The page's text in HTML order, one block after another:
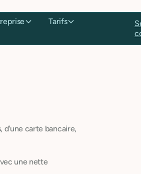
Tarifs
d'une carte bancaire,
une nette